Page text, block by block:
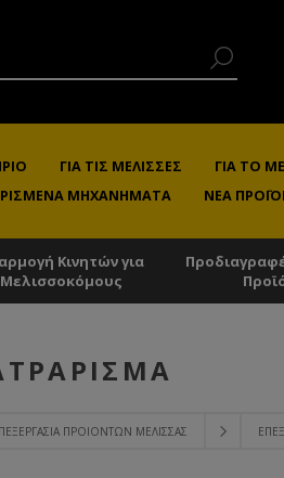
ΓΙΑ ΤΙΣ ΜΈΛΙΣΣΕΣ ΓΙΑ ΤΟ
ΜΗΧΑΝΉΜΑΤΑ ΝΈΑ
Κινητών για
Μελισσοκόμους
ΠΡΟΙΌΝΤΩΝ ΜΈΛΙΣΣΑΣ